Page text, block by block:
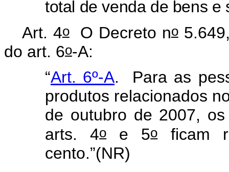
total de venda de bens e
Art. 4oO Decreto no
do art. 6o-A:
“Art. 6º-A. Para as
produtos relacionados
de outubro de 2007,
arts. 4oe 5oficam
cento.”(NR)